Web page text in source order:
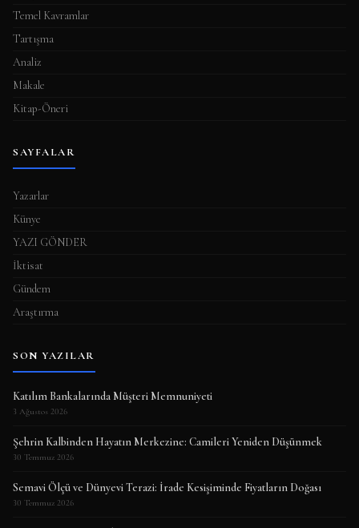
Temel Kavramlar
Tartışma
Analiz
Makale
Kitap-Öneri
SAYFALAR
Yazarlar
Künye
YAZI GÖNDER
İktisat
Gündem
Araştırma
SON YAZILAR
Katılım Bankalarında Müşteri Memnuniyeti
3 Ağustos 2026
Şehrin Kalbinden Hayatın Merkezine: Camileri Yeniden Düşünmek
30 Temmuz 2026
Semavi Ölçü ve Dünyevi Terazi: İrade Kesişiminde Fiyatların Doğası
30 Temmuz 2026